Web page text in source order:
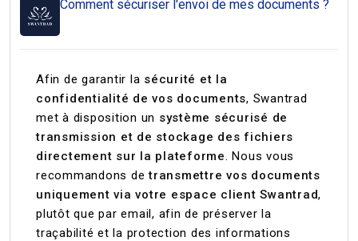
Comment sécuriser l'envoi de mes documents ?
Afin de garantir la sécurité et la
confidentialité de vos documents, Swantrad
met à disposition un système sécurisé de
transmission et de stockage des fichiers
directement sur la plateforme. Nous vous
recommandons detransmettre vos documents
uniquement via votre espace client Swantrad,
plutôt que par email, afin de préserver la
traçabilité et la protection des informations